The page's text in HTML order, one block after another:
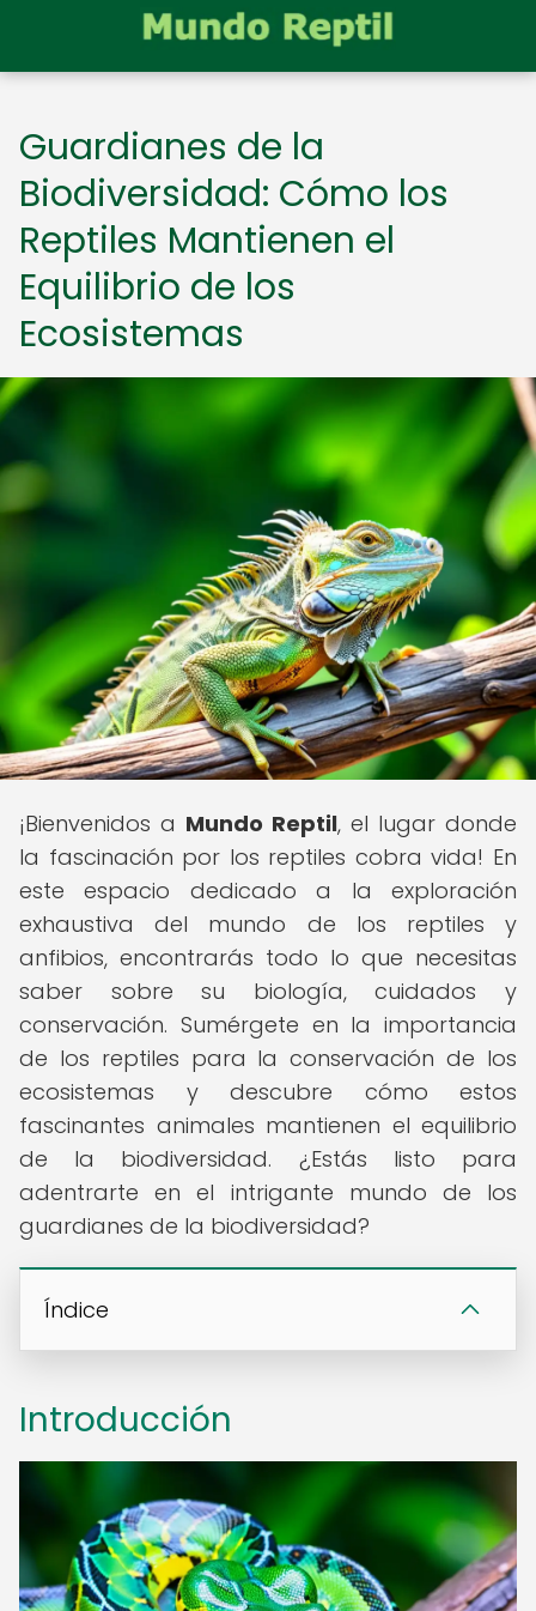
Guardianes de la
Biodiversidad: Cómo los
Reptiles Mantienen el
Equilibrio de los
Ecosistemas
¡Bienvenidos a Mundo Reptil, el lugar donde
la fascinación por los reptiles cobra vida! En
este espacio dedicado a la exploración
exhaustiva del mundo de los reptiles y
anfibios, encontrarás todo lo que necesitas
saber sobre su biología, cuidados y
conservación. Sumérgete en la importancia
de los reptiles para la conservación de los
ecosistemas y descubre cómo estos
fascinantes animales mantienen el equilibrio
de la biodiversidad. ¿Estás listo para
adentrarte en el intrigante mundo de los
guardianes de la biodiversidad?
Índice
Introducción